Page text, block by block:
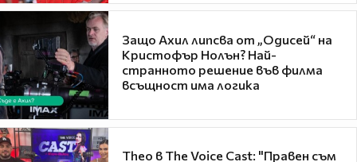
Защо Ахил липсва от „Одисей“ на
Кристофър Нолън? Най-
странното решение във филма
всъщност има логика
Theo в The Voice Cast: "Правен съм